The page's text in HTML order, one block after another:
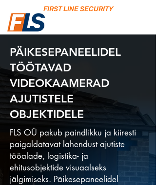
FIRST LINE SECURITY
PÄIKESEPANEELIDEL
TÖÖTAVAD
VIDEOKAAMERAD
AJUTISTELE
OBJEKTIDELE
FLS OÜ pakub paindlikku ja kiiresti
paigaldatavat lahendust ajutiste
tööalade, logistika- ja
ehitusobjektide visuaalseks
jälgimiseks. Päikesepaneelidel